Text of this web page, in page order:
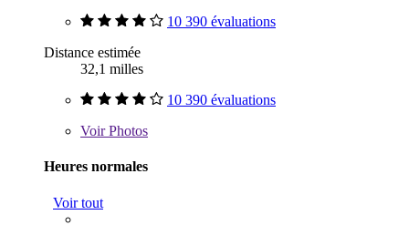
10 390 évaluations
Distance estimée
32,1 milles
10 390 évaluations
VoirPhotos
Heures normales
Voir tout